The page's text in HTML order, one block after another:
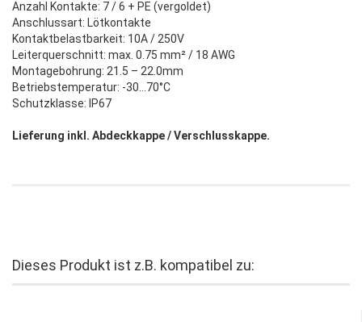
Anzahl Kontakte: 7 / 6 + PE (vergoldet)
Anschlussart: Lötkontakte
Kontaktbelastbarkeit: 10A / 250V
Leiterquerschnitt: max. 0.75 mm² / 18 AWG
Montagebohrung: 21.5 – 22.0mm
Betriebstemperatur: -30…70°C
Schutzklasse: IP67
Lieferung inkl. Abdeckkappe / Verschlusskappe.
Dieses Produkt ist z.B. kompatibel zu: